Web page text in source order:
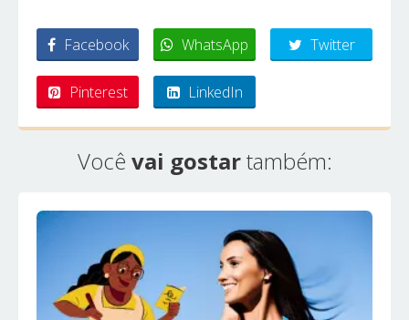
Facebook WhatsApp Twitter
Pinterest LinkedIn
Você vai gostartambém: